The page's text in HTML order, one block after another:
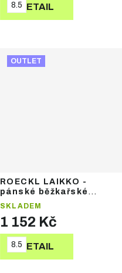
DETAIL
8.5
OUTLET
ROECKL LAIKKO -
pánské běžkařské
rukavice
SKLADEM
1 152 Kč
DETAIL
8.5